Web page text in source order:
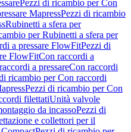
Pezzi di ricambio per Con
MapressPezzi di ricambio
Rubinetti a sfera per
per Rubinetti a sfera per
a pressare FlowFitPezzi di
FlowFitCon raccordi a
a pressareCon raccordi
ricambio per Con raccordi
Pezzi di ricambio per Con
filettatiUnità valvole
da incassoPezzi di
e collettori per il